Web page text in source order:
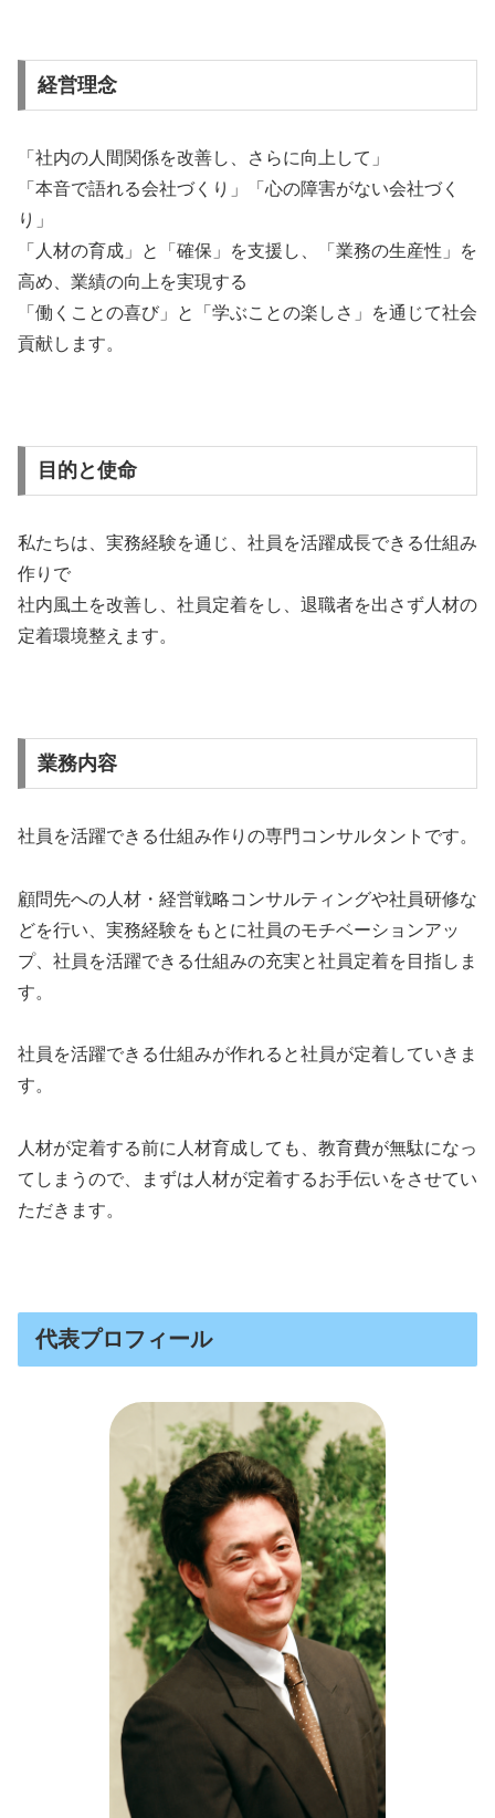
経営理念
「社内の人間関係を改善し、さらに向上して」
「本音で語れる会社づくり」「心の障害がない会社づく
り」
「人材の育成」と「確保」を支援し、「業務の生産性」を
高め、業績の向上を実現する
「働くことの喜び」と「学ぶことの楽しさ」を通じて社会
貢献します。
目的と使命
私たちは、実務経験を通じ、社員を活躍成長できる仕組み
作りで
社内風土を改善し、社員定着をし、退職者を出さず人材の
定着環境整えます。
業務内容
社員を活躍できる仕組み作りの専門コンサルタントです。
顧問先への人材・経営戦略コンサルティングや社員研修な
どを行い、実務経験をもとに社員のモチベーションアッ
プ、社員を活躍できる仕組みの充実と社員定着を目指しま
す。
社員を活躍できる仕組みが作れると社員が定着していきま
す。
人材が定着する前に人材育成しても、教育費が無駄になっ
てしまうので、まずは人材が定着するお手伝いをさせてい
ただきます。
代表プロフィール